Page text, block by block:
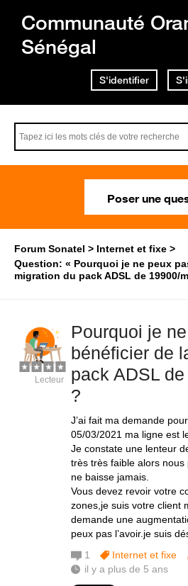
Communauté
Sénégal
S'identifier
Poser une
Forum Sonatel
Internet et fixe
Question: « Pourquoi je ne peux
migration du pack ADSL de 19900/
Pourquoi je
bénéficier de
pack ADSL
?
J’ai fait ma demande
05/03/2021 ma ligne est
Je constate une lenteur
très très faible alors
ne baisse jamais.
Vous devez revoir votre
zones,je suis votre client
demande une
peux pas l’avoir.je suis
Lecteur
1 Internet et fixe
il y a plus de 5 ans